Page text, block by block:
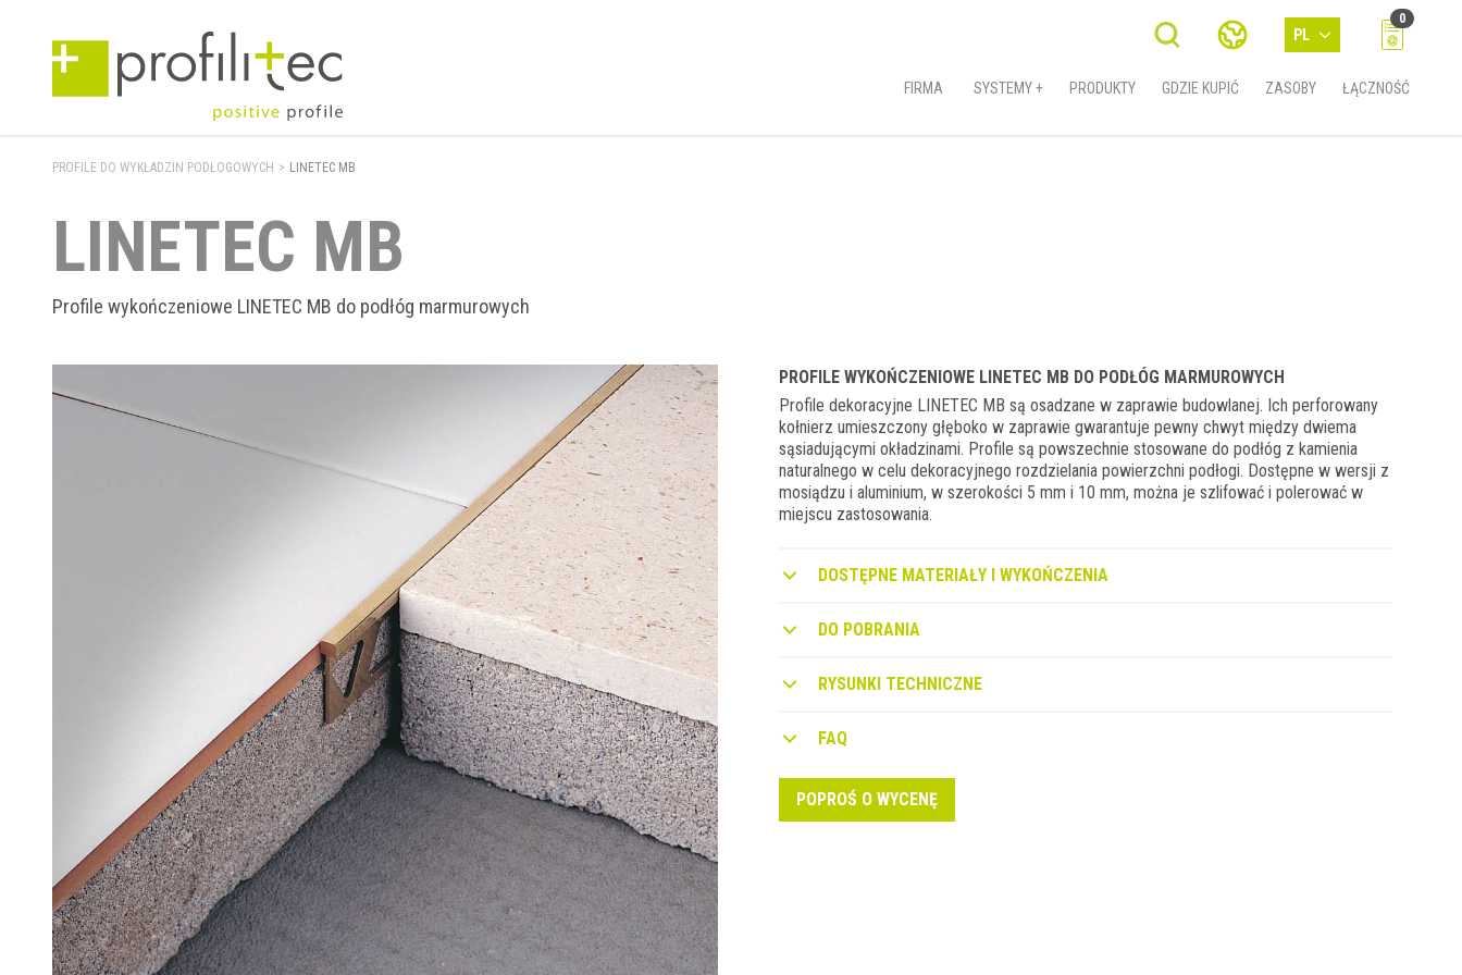
PL
0
FIRMA SYSTEMY + PRODUKTY GDZIE KUPIĆ ZASOBY ŁĄCZNOŚĆ
PROFILE DO WYKŁADZIN PODŁOGOWYCH > LINETEC MB
LINETEC MB
Profile wykończeniowe LINETEC MB do podłóg marmurowych
PROFILE WYKOŃCZENIOWE LINETEC MB DO PODŁÓG MARMUROWYCH
Profile dekoracyjne LINETEC MB są osadzane w zaprawie budowlanej. Ich perforowany
kołnierz umieszczony głęboko w zaprawie gwarantuje pewny chwyt między dwiema
sąsiadującymi okładzinami. Profile są powszechnie stosowane do podłóg z kamienia
naturalnego w celu dekoracyjnego rozdzielania powierzchni podłogi. Dostępne w wersji z
mosiądzu i aluminium, w szerokości 5 mm i 10 mm, można je szlifować i polerować w
miejscu zastosowania.
DOSTĘPNE MATERIAŁY I WYKOŃCZENIA
DO POBRANIA
RYSUNKI TECHNICZNE
FAQ
POPROŚ O WYCENĘ